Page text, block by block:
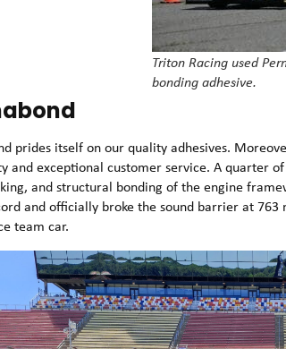
Triton Racing used
bonding adhesive.
prides itself on our quality adhesives.
and exceptional customer service. A quarter
and structural bonding of the engine
and officially broke the sound barrier at
team car.